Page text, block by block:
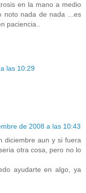
en la mano a medio
noto nada de nada ...es
paciencia..
las 10:29
de 2008 a las 10:43
diciembre aun y si fuera
otra cosa, pero no lo
ayudarte en algo, ya